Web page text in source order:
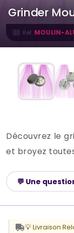
Grinder
Réf. MOULIN-
Découvrez le
et broyez
💬 Une
💡 Livraison